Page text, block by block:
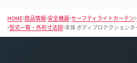
HOME 商品情報 安全機器 セーフティライトカーテン
型式一覧・外形寸法図 本体 ボディプロテクションタ